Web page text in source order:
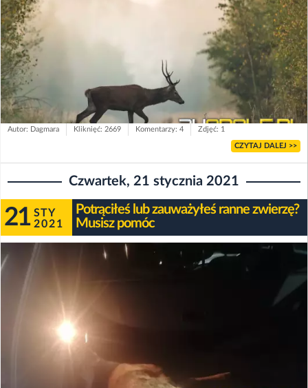
Autor: Dagmara Kliknięć: 2669 Komentarzy: 4 Zdjęć: 1
CZYTAJ DALEJ >>
Czwartek, 21 stycznia 2021
21 STY
2021
Potrąciłeś lub zauważyłeś ranne zwierzę?
Musisz pomóc